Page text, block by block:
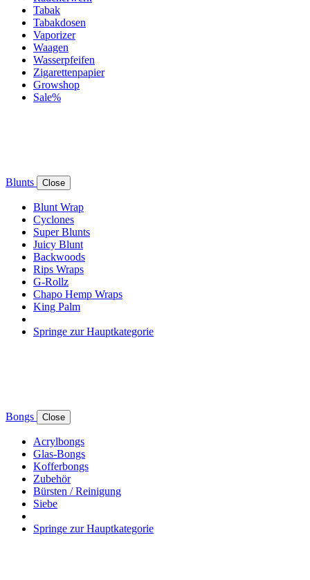
Tabak
Tabakdosen
Vaporizer
Waagen
Wasserpfeifen
Zigarettenpapier
Growshop
Sale%
Blunts Close
Blunt Wrap
Cyclones
Super Blunts
Juicy Blunt
Backwoods
Rips Wraps
G-Rollz
Chapo Hemp Wraps
King Palm
Springe zur Hauptkategorie
Bongs Close
Acrylbongs
Glas-Bongs
Kofferbongs
Zubehör
Bürsten / Reinigung
Siebe
Springe zur Hauptkategorie